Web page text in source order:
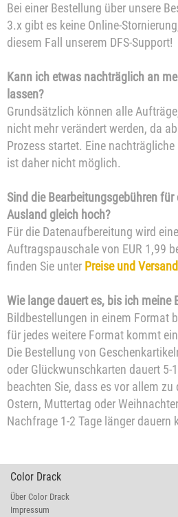
Bei einer Bestellung über unsere
3.x gibt es keine Online-
diesem Fall unserem DFS-Support!
Kann ich etwas nachträglich an
lassen?
Grundsätzlich können alle
nicht mehr verändert werden, da
Prozess startet. Eine
ist daher nicht möglich.
Sind die Bearbeitungsgebühren für
Ausland gleich hoch?
Für die Datenaufbereitung wird
Auftragspauschale von EUR 1,99
finden Sie unter Preise und Versand
Wie lange dauert es, bis ich meine
Bildbestellungen in einem Format
für jedes weitere Format kommt
Die Bestellung von
oder Glückwunschkarten dauert 5-
beachten Sie, dass es vor allem zu
Ostern, Muttertag oder
Nachfrage 1-2 Tage länger dauern
Color Drack
Über Color Drack
Impressum